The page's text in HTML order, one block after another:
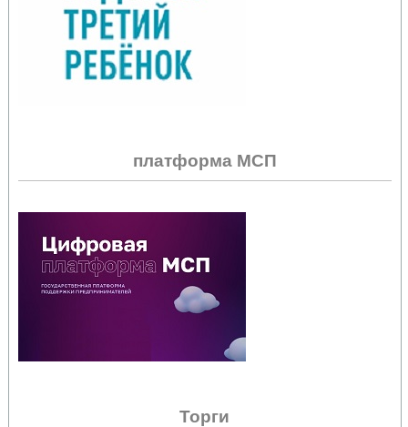
платформа МСП
Торги